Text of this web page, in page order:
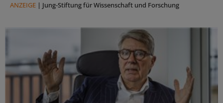
ANZEIGE | Jung-Stiftung für Wissenschaft und Forschung